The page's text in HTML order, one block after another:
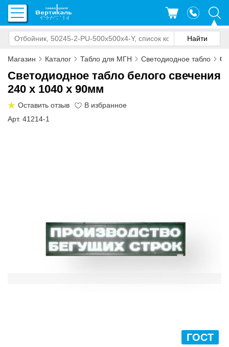
Магазин Каталог Табло для МГН Светодиодное табло
Светодиодное табло белого свечения
240 х 1040 x 90мм
Оставить отзыв
Арт. 41214-1
ГОСТ